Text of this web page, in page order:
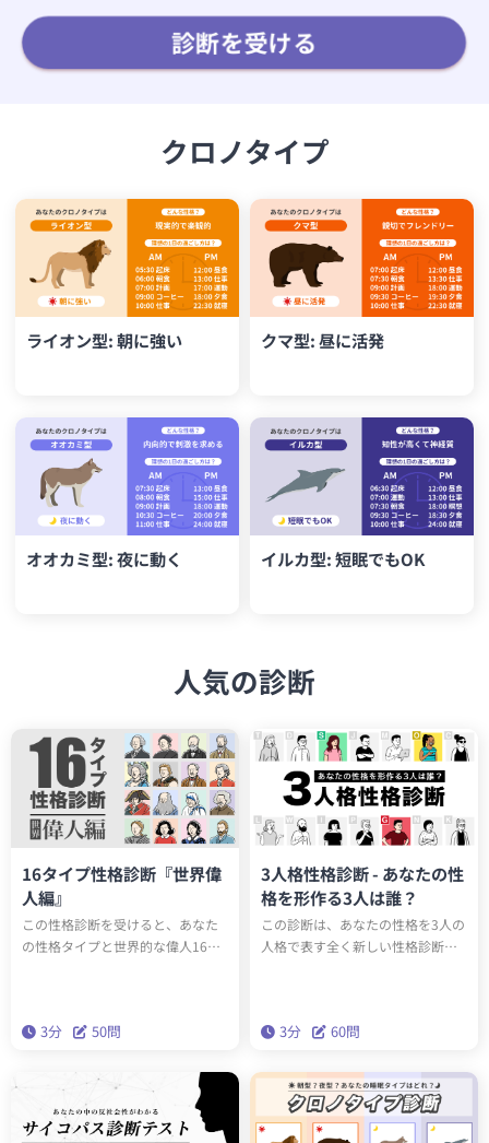
診断を受ける
クロノタイプ
ライオン型: 朝に強い クマ型: 昼に活発
オオカミ型: 夜に動く イルカ型: 短眠でもOK
人気の診断
16タイプ性格診断『世界偉
人編』
この性格診断を受けると、あなた
の性格タイプと世界的な偉人16人
性格タイプかもしれません。テス
な一面を発見しましょう。
3分 50問
3人格性格診断 - あなたの性
格を形作る3人は誰？
この診断は、あなたの性格を3人の
人格で表す全く新しい性格診断テ
に最も正確な性格分析理論「ビッ
診断で、本当の性格を深く理解し
ましょう。
3分 60問